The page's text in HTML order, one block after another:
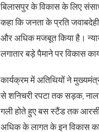
बिलासपुर के विकास के लिए
कहा कि जनता के प्रति
और अधिक मजबूत किया है।
लगातार बड़े पैमाने पर विकास
कार्यक्रम में अतिथियों ने
से शनिचरी रपटा तक सड़क,
गली होते हुए बस स्टैंड तक
अधिक के लागत के इन विकास